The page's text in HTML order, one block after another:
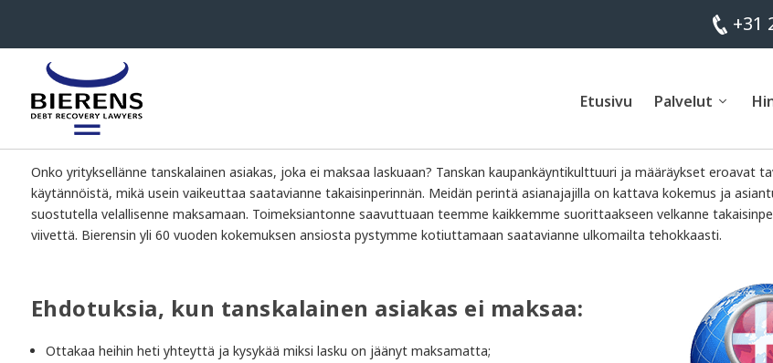
+31
Etusivu Palvelut
Perintä Tanskassa
Onko yrityksellänne tanskalainen asiakas, joka ei maksaa laskuaan? Tanskan kaupankäyntikulttuuri ja määräykset eroavat
käytännöistä, mikä usein vaikeuttaa saatavianne takaisinperinnän. Meidän perintä asianajajilla on kattava kokemus ja
suostutella velallisenne maksamaan. Toimeksiantonne saavuttuaan teemme kaikkemme suorittaakseen velkanne
viivettä. Bierensin yli 60 vuoden kokemuksen ansiosta pystymme kotiuttamaan saatavianne ulkomailta tehokkaasti.
Ehdotuksia, kun tanskalainen asiakas ei maksaa:
Ottakaa heihin heti yhteyttä ja kysykää miksi lasku on jäänyt maksamatta;